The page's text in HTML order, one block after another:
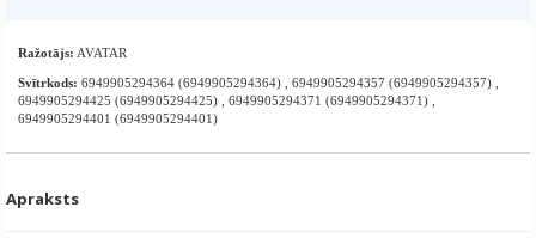
Ražotājs: AVATAR
Svītrkods: 6949905294364 (6949905294364) , 6949905294357 (6949905294357) ,
6949905294425 (6949905294425) , 6949905294371 (6949905294371) ,
6949905294401 (6949905294401)
Apraksts